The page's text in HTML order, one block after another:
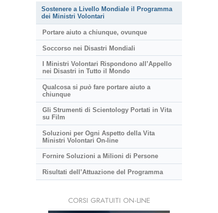
Sostenere a Livello Mondiale il Programma
dei Ministri Volontari
Portare aiuto a chiunque, ovunque
Soccorso nei Disastri Mondiali
I Ministri Volontari Rispondono all’Appello
nei Disastri in Tutto il Mondo
Qualcosa si puòfare portare aiuto a
chiunque
Gli Strumenti di Scientology Portati in Vita
su Film
Soluzioni per Ogni Aspetto della Vita
Ministri Volontari On-line
Fornire Soluzioni a Milioni di Persone
Risultati dell’Attuazione del Programma
CORSI GRATUITI ON-LINE